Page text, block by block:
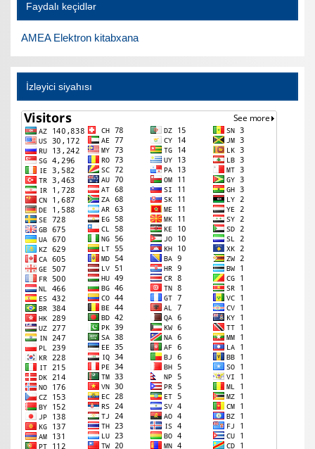
Faydalı keçidlər
AMEA Elektron kitabxana
İzləyici siyahısı